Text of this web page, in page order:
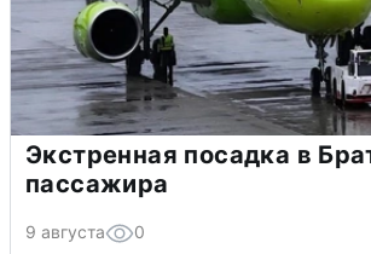
Экстренная посадка в
пассажира
9 августа 0